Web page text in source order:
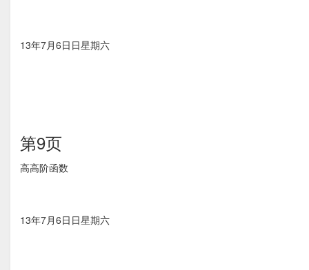
13年7月6⽇日星期六
第9页
⾼高阶函数
13年7月6⽇日星期六